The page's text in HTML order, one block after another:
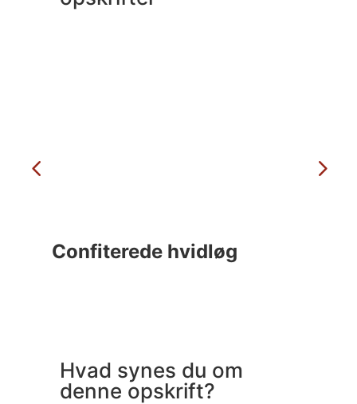
Confiterede hvidløg
Hvad synes du om
denne opskrift?